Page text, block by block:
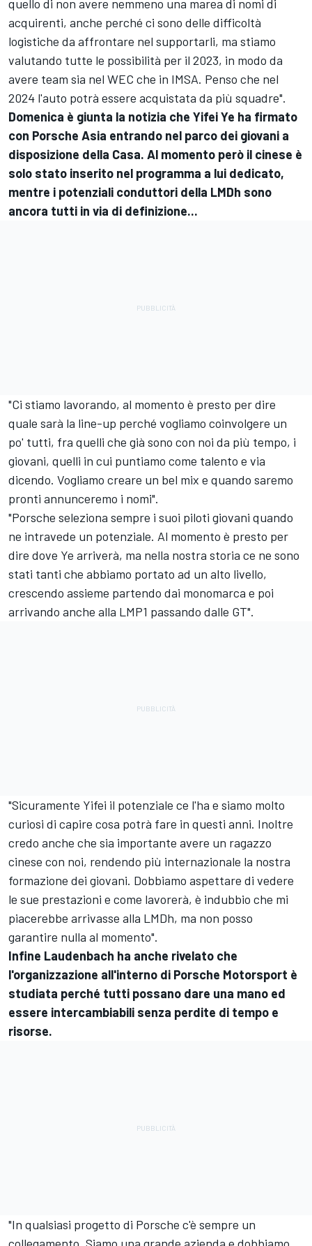
quello di non avere nemmeno una marea di nomi di
acquirenti, anche perché ci sono delle difficoltà
logistiche da affrontare nel supportarli, ma stiamo
valutando tutte le possibilità per il 2023, in modo da
avere team sia nel WEC che in IMSA. Penso che nel
2024 l'auto potrà essere acquistata da più squadre".
Domenica è giunta la notizia che Yifei Ye ha firmato
con Porsche Asia entrando nel parco dei giovani a
disposizione della Casa. Al momento però il cinese è
solo stato inserito nel programma a lui dedicato,
mentre i potenziali conduttori della LMDh sono
ancora tutti in via di definizione...
"Ci stiamo lavorando, al momento è presto per dire
quale sarà la line-up perché vogliamo coinvolgere un
po' tutti, fra quelli che già sono con noi da più tempo, i
giovani, quelli in cui puntiamo come talento e via
dicendo. Vogliamo creare un bel mix e quando saremo
pronti annunceremo i nomi".
"Porsche seleziona sempre i suoi piloti giovani quando
ne intravede un potenziale. Al momento è presto per
dire dove Ye arriverà, ma nella nostra storia ce ne sono
stati tanti che abbiamo portato ad un alto livello,
crescendo assieme partendo dai monomarca e poi
arrivando anche alla LMP1 passando dalle GT".
"Sicuramente Yifei il potenziale ce l'ha e siamo molto
curiosi di capire cosa potrà fare in questi anni. Inoltre
credo anche che sia importante avere un ragazzo
cinese con noi, rendendo più internazionale la nostra
formazione dei giovani. Dobbiamo aspettare di vedere
le sue prestazioni e come lavorerà, è indubbio che mi
piacerebbe arrivasse alla LMDh, ma non posso
garantire nulla al momento".
Infine Laudenbach ha anche rivelato che
l'organizzazione all'interno di Porsche Motorsport è
studiata perché tutti possano dare una mano ed
essere intercambiabili senza perdite di tempo e
risorse.
"In qualsiasi progetto di Porsche c'è sempre un